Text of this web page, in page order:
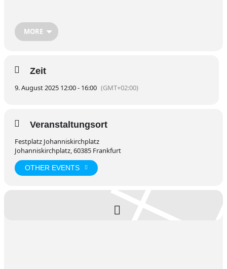
MORE
Zeit
9. August 2025 12:00 - 16:00 (GMT+02:00)
Veranstaltungsort
Festplatz Johanniskirchplatz
Johanniskirchplatz, 60385 Frankfurt
OTHER EVENTS